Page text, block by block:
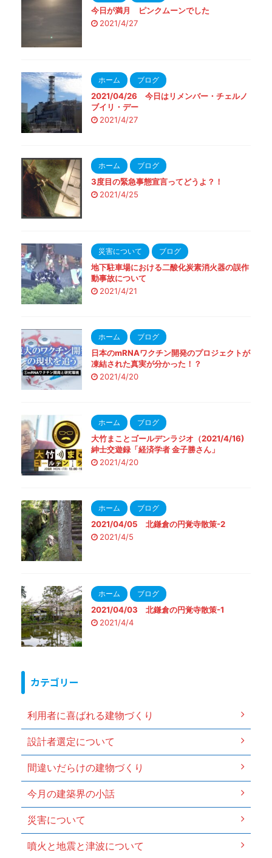
今日が満月 ピンクムーンでした
2021/4/27
ホーム ブログ
2021/04/26 今日はリメンバー・チェルノ
ブイリ・デー
2021/4/27
ホーム ブログ
3度目の緊急事態宣言ってどうよ？！
2021/4/25
災害について ブログ
地下駐車場における二酸化炭素消火器の誤作
動事故について
2021/4/21
ホーム ブログ
日本のmRNAワクチン開発のプロジェクトが
凍結された真実が分かった！？
2021/4/20
ホーム ブログ
大竹まことゴールデンラジオ（2021/4/16)
紳士交遊録「経済学者 金子勝さん」
2021/4/20
ホーム ブログ
2021/04/05 北鎌倉の円覚寺散策-2
2021/4/5
ホーム ブログ
2021/04/03 北鎌倉の円覚寺散策-1
2021/4/4
カテゴリー
利用者に喜ばれる建物づくり
設計者選定について
間違いだらけの建物づくり
今月の建築界の小話
災害について
噴火と地震と津波について